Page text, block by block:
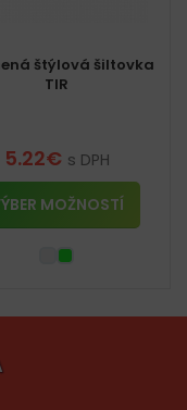
štýlová šiltovka
TIR
5.22€ s DPH
MOŽNOSTÍ